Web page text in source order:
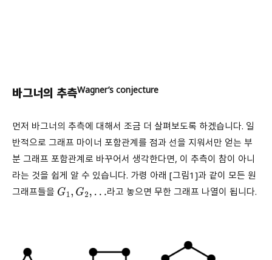
바그너의 추측Wagner’s conjecture
먼저 바그너의 추측에 대해서 조금 더 살펴보도록 하겠습니다. 일
반적으로 그래프 마이너 포함관계를 점과 선을 지워서만 얻는 부
분 그래프 포함관계로 바꾸어서 생각한다면, 이 추측이 참이 아니
라는 것을 쉽게 알 수 있습니다. 가령 아래 [그림1]과 같이 모든 원
그래프들을 G1,G2,… 라고 놓으면 무한 그래프 나열이 됩니다.